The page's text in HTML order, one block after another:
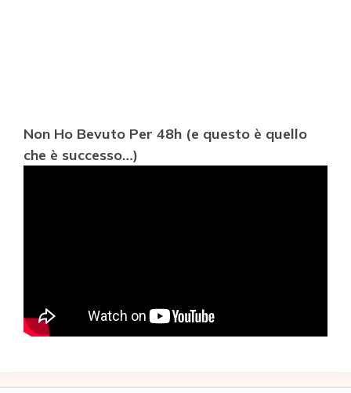
Non Ho Bevuto Per 48h (e questo è quello
che è successo…)